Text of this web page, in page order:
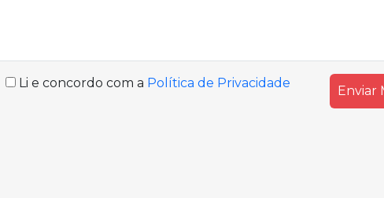
Li e concordo com a Política de Privacidade